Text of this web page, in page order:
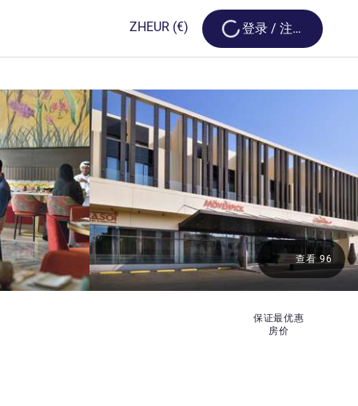
ZHEUR (€) Loading...
登录 / 注册
保证最优惠
房价
查看 96